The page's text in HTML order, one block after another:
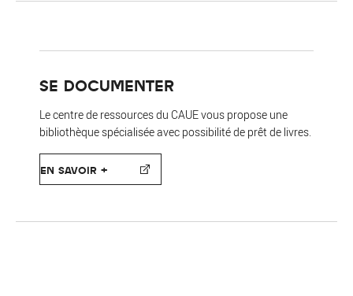
SE DOCUMENTER
Le centre de ressources du CAUE vous propose une
bibliothèque spécialisée avec possibilité de prêt de livres.
EN SAVOIR +